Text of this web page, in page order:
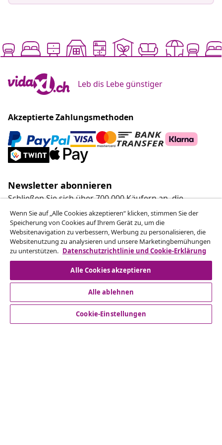
Leb dis Lebe günstiger
Akzeptierte Zahlungsmethoden
Newsletter abonnieren
Schließen Sie sich über 700.000 Käufern an, die
wöchentliche Angebote, saisonale Aktionen und
Neuheiten von vidaXL erhalten.
Unsere Social-Media-Accounts
Kundenservice
Wenn Sie auf „Alle Cookies akzeptieren“ klicken, stimmen Sie der
Speicherung von Cookies auf Ihrem Gerät zu, um die
Websitenavigation zu verbessern, Werbung zu personalisieren, die
Websitenutzung zu analysieren und unsere Marketingbemühungen
zu unterstützen. Datenschutzrichtlinie und Cookie-Erklärung
Alle Cookies akzeptieren
Alle ablehnen
Cookie-Einstellungen